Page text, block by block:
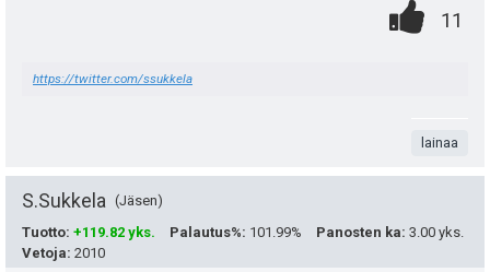
P
t
e
i
11
https://twitter.com/ssukkela
lainaa
S.Sukkela
Jäsen
Tuotto: +119.82 yks. Palautus%: 101.99% Panosten ka: 3.00 yks.
Vetoja: 2010